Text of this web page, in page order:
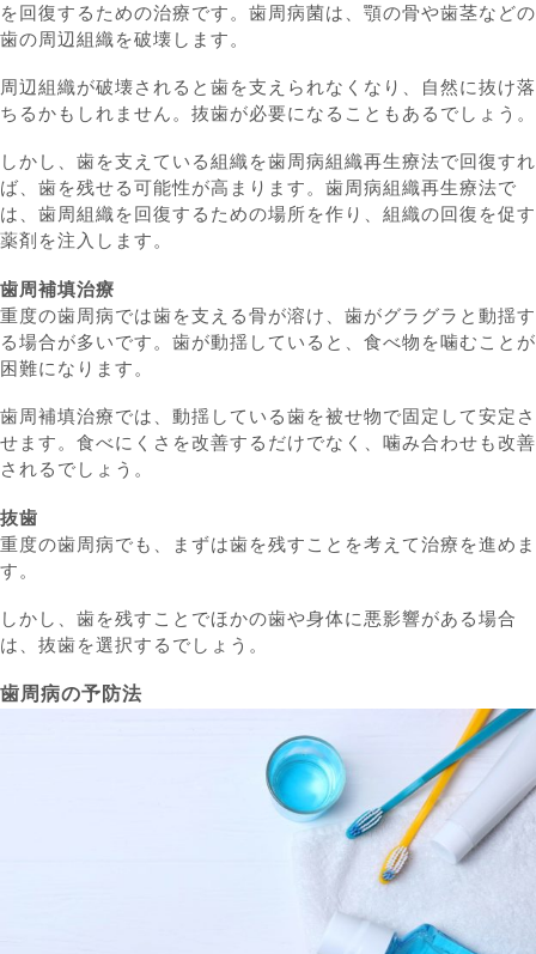
を回復するための治療です。歯周病菌は、顎の骨や歯茎などの
歯の周辺組織を破壊します。
周辺組織が破壊されると歯を支えられなくなり、自然に抜け落
ちるかもしれません。抜歯が必要になることもあるでしょう。
しかし、歯を支えている組織を歯周病組織再生療法で回復すれ
ば、歯を残せる可能性が高まります。歯周病組織再生療法で
は、歯周組織を回復するための場所を作り、組織の回復を促す
薬剤を注入します。
歯周補填治療
重度の歯周病では歯を支える骨が溶け、歯がグラグラと動揺す
る場合が多いです。歯が動揺していると、食べ物を噛むことが
困難になります。
歯周補填治療では、動揺している歯を被せ物で固定して安定さ
せます。食べにくさを改善するだけでなく、噛み合わせも改善
されるでしょう。
抜歯
重度の歯周病でも、まずは歯を残すことを考えて治療を進めま
す。
しかし、歯を残すことでほかの歯や身体に悪影響がある場合
は、抜歯を選択するでしょう。
歯周病の予防法